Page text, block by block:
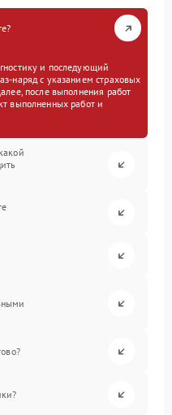
и последующий
наряд с указанием страховых
после выполнения работ
выполненных работ и